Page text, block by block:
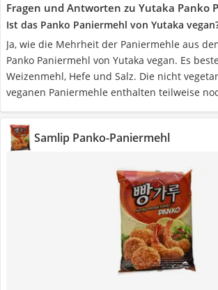
Fragen und Antworten zu Yutaka Panko
Ist das Panko Paniermehl von Yutaka
Ja, wie die Mehrheit der Paniermehle aus
Panko Paniermehl von Yutaka vegan. Es
Weizenmehl, Hefe und Salz. Die nicht
veganen Paniermehle enthalten teilweise
Samlip Panko-Paniermehl